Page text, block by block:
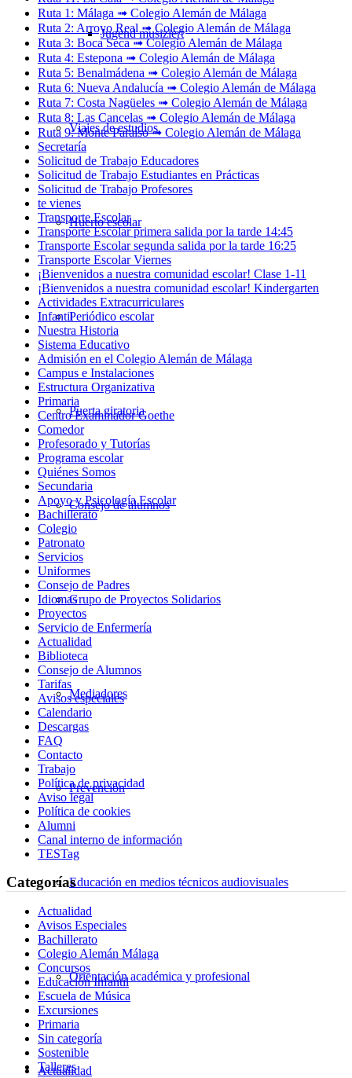
Jugend musiziert
Viajes de estudios
Huerto escolar
Periódico escolar
Puerta giratoria
Consejo de alumnos
Grupo de Proyectos Solidarios
Mediadores
Prevención
Educación en medios técnicos audiovisuales
Orientación académica y profesional
Actualidad
Ruta 1: Málaga ➟ Colegio Alemán de Málaga
Ruta 2: Arroyo Real ➟ Colegio Alemán de Málaga
Ruta 3: Boca Seca ➟ Colegio Alemán de Málaga
Ruta 4: Estepona ➟ Colegio Alemán de Málaga
Ruta 5: Benalmádena ➟ Colegio Alemán de Málaga
Ruta 6: Nueva Andalucía ➟ Colegio Alemán de Málaga
Ruta 7: Costa Nagüeles ➟ Colegio Alemán de Málaga
Ruta 8: Las Cancelas ➟ Colegio Alemán de Málaga
Ruta 9: Monte Paraíso ➟ Colegio Alemán de Málaga
Secretaría
Solicitud de Trabajo Educadores
Solicitud de Trabajo Estudiantes en Prácticas
Solicitud de Trabajo Profesores
te vienes
Transporte Escolar
Transporte Escolar primera salida por la tarde 14:45
Transporte Escolar segunda salida por la tarde 16:25
Transporte Escolar Viernes
¡Bienvenidos a nuestra comunidad escolar! Clase 1-11
¡Bienvenidos a nuestra comunidad escolar! Kindergarten
Actividades Extracurriculares
Infantil
Nuestra Historia
Sistema Educativo
Admisión en el Colegio Alemán de Málaga
Campus e Instalaciones
Estructura Organizativa
Primaria
Centro Examinador Goethe
Comedor
Profesorado y Tutorías
Programa escolar
Quiénes Somos
Secundaria
Apoyo y Psicología Escolar
Bachillerato
Colegio
Patronato
Servicios
Uniformes
Consejo de Padres
Idiomas
Proyectos
Servicio de Enfermería
Actualidad
Biblioteca
Consejo de Alumnos
Tarifas
Avisos especiales
Calendario
Descargas
FAQ
Contacto
Trabajo
Política de privacidad
Aviso legal
Política de cookies
Alumni
Canal interno de información
TESTag
Categorías
Actualidad
Avisos Especiales
Bachillerato
Colegio Alemán Málaga
Concursos
Educación Infantil
Escuela de Música
Excursiones
Primaria
Sin categoría
Sostenible
Talleres